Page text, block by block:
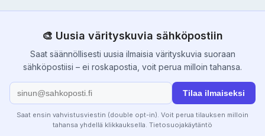
🎨 Uusia värityskuvia sähköpostiin
Saat säännöllisesti uusia ilmaisia värityskuvia suoraan
sähköpostiisi – ei roskapostia, voit perua milloin tahansa.
Tilaa ilmaiseksi
Saat ensin vahvistusviestin (double opt-in). Voit perua tilauksen milloin
tahansa yhdellä klikkauksella. Tietosuojakäytäntö